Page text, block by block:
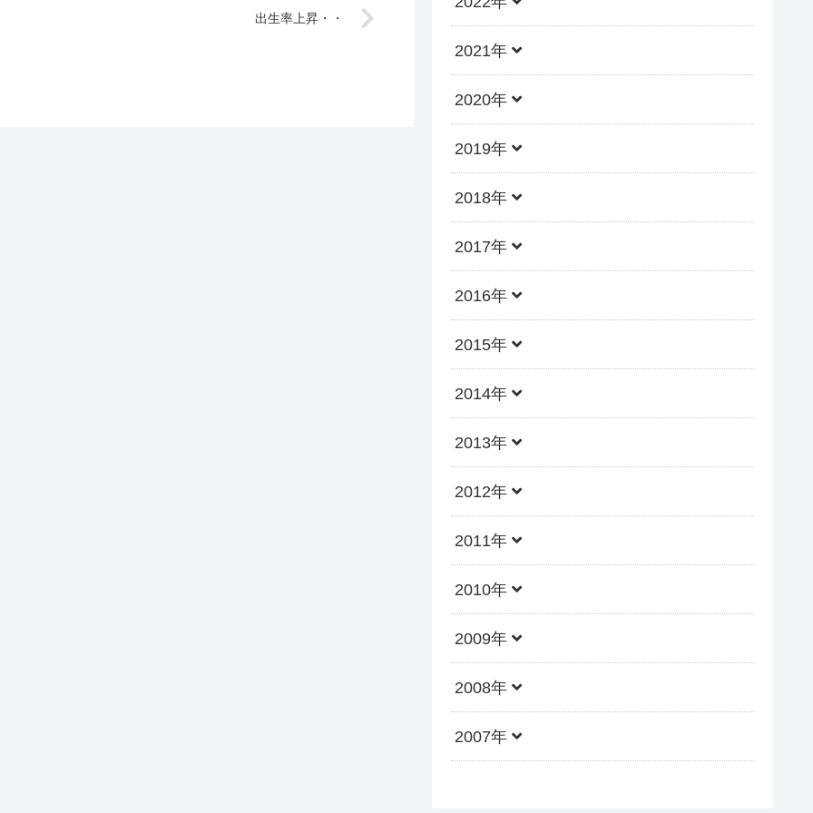
出生率上昇・・
2021年
2020年
2019年
2018年
2017年
2016年
2015年
2014年
2013年
2012年
2011年
2010年
2009年
2008年
2007年